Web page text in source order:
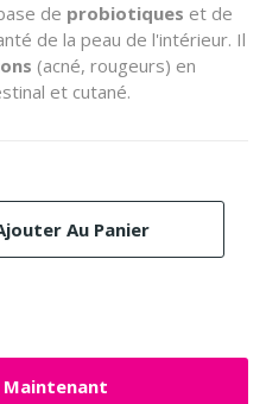
de probiotiques et de
de la peau de l'intérieur. Il
(acné, rougeurs) en
et cutané.
Au Panier